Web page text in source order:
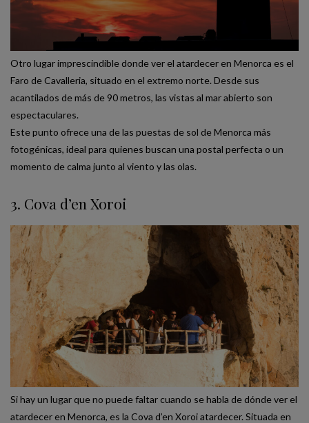
Otro lugar imprescindible donde ver el atardecer en Menorca es el
Faro de Cavalleria, situado en el extremo norte. Desde sus
acantilados de más de 90 metros, las vistas al mar abierto son
espectaculares.
Este punto ofrece una de las puestas de sol de Menorca más
fotogénicas, ideal para quienes buscan una postal perfecta o un
momento de calma junto al viento y las olas.
3. Cova d’en Xoroi
Si hay un lugar que no puede faltar cuando se habla de dónde ver el
atardecer en Menorca, es la Cova d’en Xoroi atardecer. Situada en